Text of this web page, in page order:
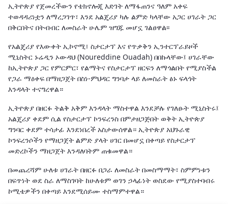
ኢትዮጵያ የጀመረችውን የቴክኖሎጂ እድገት ለማፋጠንና ዓለም አቀፍ
ተወዳዳሪነቷን ለማረጋገጥ፣ እንደ አልጄሪያ ካሉ ልምድ ካላቸው አጋር ሀገራት ጋር
በቅርበትና በትብብር ለመስራት ሁሌም ዝግጁ መሆኗ ገልፀዋል፡፡
የአልጄሪያ የእውቀት ኢኮኖሚ፣ ስታርታፕ እና የጥቃቅን ኢንተርፕራይዞች
ሚኒስትር ኑሬዲን ኦውዳህ (Noureddine Ouadah) በበኩላቸው፤ ሀገራቸው
ከኢትዮጵያ ጋር የምርምር፣ የልማትና የስታርታፕ ዘርፍን ለማጎልበት የሚያስችል
የጋራ ማዕቀፍ በማዘጋጀት በስነ-ምህዳር ግንባታ ላይ ለመስራት ፅኑ ፍላጎት
እንዳላት ተናግረዋል።
ኢትዮጵያ በዘርፉ ትልቅ አቅም እንዳላት ማስተዋል እንደቻሉ የገለፁት ሚኒስትሩ፤
አልጄሪያ ቀደም ሲል የስታርታፕ ኮንፍረንስ በምታዘጋጅበት ወቅት ኢትዮጵያ
ግንባር ቀደም ተሳታፊ እንደነበረች አስታውሰዋል። ኢትዮጵያ አህጉራዊ
ኮንፍረንሶችን የማዘጋጀት ልምድ ያላት ሀገር በመሆኗ በቀጣይ የስታርታፕ
መድረኮችን ማዘጋጀት እንዳለባትም ጠቁመዋል።
በመጨረሻም ሁለቱ ሀገራት በዘርፉ በጋራ ለመስራት በመስማማት፣ ስምምነቱን
በፍጥነት ወደ ስራ ለማስገባት ከሁለቱም ወገን ኃላፊነት ወስደው የሚያስተባብሩ
ኮሚቴዎችን በቀጣይ እንደሚሰይሙ ተስማምተዋል።